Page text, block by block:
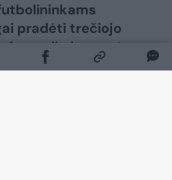
pradėti trečiojo
lygos etapo.